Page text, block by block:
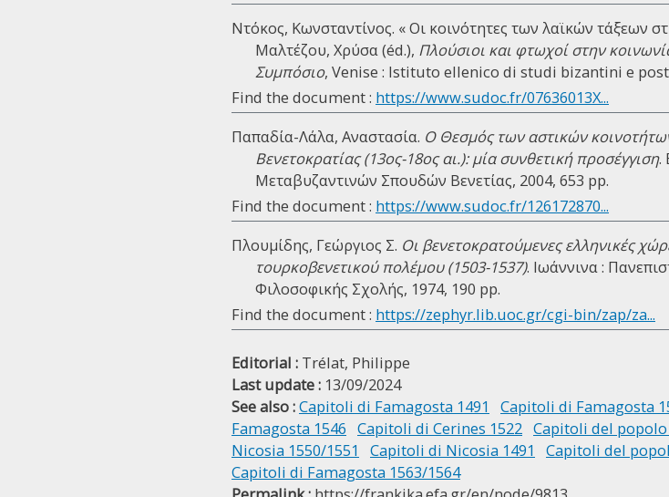
Ντόκος, Κωνσταντίνος. « Οι κοινότητες των λαϊκών τάξεων
Μαλτέζου, Χρύσα (éd.), Πλούσιοι και φτωχοί στην
Συμπόσιο, Venise : Istituto ellenico di studi bizantini e
Find the document : https://www.sudoc.fr/07636013X...
Παπαδία-Λάλα, Αναστασία. Ο Θεσμός των αστικών
Βενετοκρατίας (13ος-18ος αι.): μία συνθετική προσέγγιση.
Μεταβυζαντινών Σπουδών Βενετίας, 2004, 653 pp.
Find the document : https://www.sudoc.fr/126172870...
Πλουμίδης, Γεώργιος Σ. Οι βενετοκρατούμενες ελληνικές
τουρκοβενετικού πολέμου (1503-1537). Ιωάννινα :
Φιλοσοφικής Σχολής, 1974, 190 pp.
Find the document : https://zephyr.lib.uoc.gr/cgi-bin/zap/za...
Editorial : Trélat, Philippe
Last update : 13/09/2024
See also :Capitoli di Famagosta 1491 Capitoli di Famagosta
Famagosta 1546 Capitoli di Cerines 1522 Capitoli del
Nicosia 1550/1551
Capitoli di Nicosia 1491 Capitoli del
Capitoli di Famagosta 1563/1564